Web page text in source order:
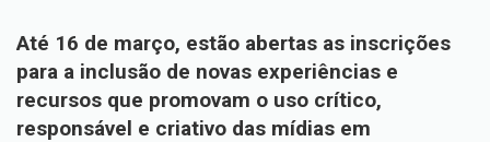
Até 16 de março, estão abertas as inscrições
para a inclusão de novas experiências e
recursos que promovam o uso crítico,
responsável e criativo das mídias em